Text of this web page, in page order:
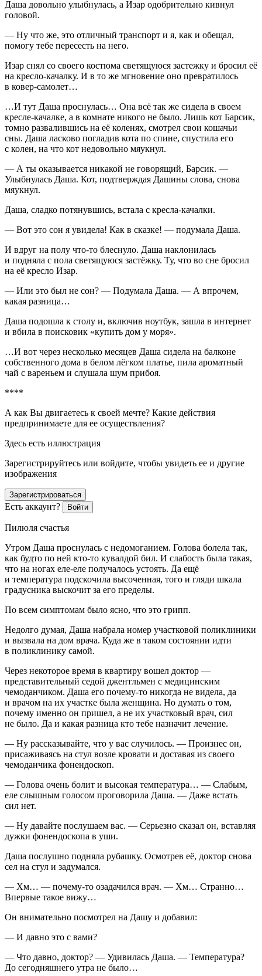
Даша довольно улыбнулась, а Изар одобрительно кивнул
головой.
— Ну что же, это отличный транспорт и я, как и обещал,
помогу тебе пересесть на него.
Изар снял со своего костюма светящуюся застежку и бросил её
на кресло-качалку. И в то же мгновение оно превратилось
в ковер-самолет…
…И тут Даша проснулась… Она всё так же сидела в своем
кресле-качалке, а в комнате никого не было. Лишь кот Барсик,
томно развалившись на её коленях, смотрел свои кошачьи
сны. Даша ласково погладив кота по спине, спустила его
с колен, на что кот недовольно мяукнул.
— А ты оказывается никакой не говорящий, Барсик. —
Улыбнулась Даша. Кот, подтверждая Дашины слова, снова
мяукнул.
Даша, сладко потянувшись, встала с кресла-качалки.
— Вот это сон я увидела! Как в сказке! — подумала Даша.
И вдруг на полу что-то блеснуло. Даша наклонилась
и подняла с пола светящуюся застёжку. Ту, что во сне бросил
на её кресло Изар.
— Или это был не сон? — Подумала Даша. — А впрочем,
какая разница…
Даша подошла к столу и, включив ноутбук, зашла в интернет
и вбила в поисковик «купить дом у моря».
…И вот через несколько месяцев Даша сидела на балконе
собственного дома в белом лёгком платье, пила ароматный
чай с вареньем и слушала шум прибоя.
****
А как Вы двигаетесь к своей мечте? Какие действия
предпринимаете для ее осуществления?
Здесь есть иллюстрация
Зарегистрируйтесь или войдите, чтобы увидеть ее и другие
изображения
Зарегистрироваться
Есть аккаунт? Войти
Пилюля счастья
Утром Даша проснулась с недомоганием. Голова болела так,
как будто по ней кто-то кувалдой бил. И слабость была такая,
что на ногах еле-еле получалось устоять. Да ещё
и температура подскочила высоченная, того и гляди шкала
градусника выскочит за его пределы.
По всем симптомам было ясно, что это грипп.
Недолго думая, Даша набрала номер участковой поликлиники
и вызвала на дом врача. Куда же в таком состоянии идти
в поликлинику самой.
Через некоторое время в квартиру вошел доктор —
представительный седой джентльмен с медицинским
чемоданчиком. Даша его почему-то никогда не видела, да
и врачом на их участке была женщина. Но думать о том,
почему именно он пришел, а не их участковый врач, сил
не было. Да и какая разница кто тебе назначит лечение.
— Ну рассказывайте, что у вас случилось. — Произнес он,
присаживаясь на стул возле кровати и доставая из своего
чемоданчика фонендоскоп.
— Голова очень болит и высокая температура… — Слабым,
еле слышным голосом проговорила Даша. — Даже встать
сил нет.
— Ну давайте послушаем вас. — Серьезно сказал он, вставляя
дужки фонендоскопа в уши.
Даша послушно подняла рубашку. Осмотрев её, доктор снова
сел на стул и задумался.
— Хм… — почему-то озадачился врач. — Хм… Странно…
Впервые такое вижу…
Он внимательно посмотрел на Дашу и добавил:
— И давно это с вами?
— Что давно, доктор? — Удивилась Даша. — Температура?
До сегодняшнего утра не было…